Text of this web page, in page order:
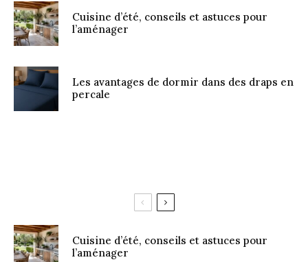
Cuisine d’été, conseils et astuces pour
l’aménager
Les avantages de dormir dans des draps en
percale
Cuisine d’été, conseils et astuces pour
l’aménager